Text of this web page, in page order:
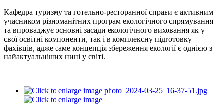
Кафедра туризму та готельно-ресторанної справи є активним
учасником різноманітних програм екологічного спрямування
та впроваджує основні засади екологічного виховання як у
свої освітні компоненти, так і в комплексну підготовку
фахівців, адже саме концепція збереження екології є однією з
найактуальніших нині у світі.